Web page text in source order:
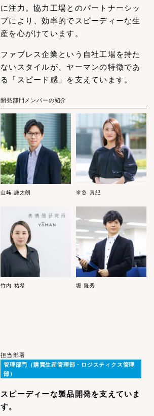
に注力。協力工場とのパートナーシッ
プにより、効率的でスピーディーな生
産を心がけています。
ファブレス企業という自社工場を持た
ないスタイルが、ヤーマンの特徴であ
る「スピード感」を支えています。
開発部門メンバーの紹介
山﨑 謙太朗 米谷 真紀
竹内 祐希 堀 隆秀
担当部署
管理部門（購買生産管理部・ロジスティクス管理
部）
スピーディーな製品開発を支えていま
す。